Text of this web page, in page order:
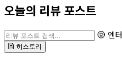
본문으로 바로가기
오늘의 리뷰 포스트
리뷰 포스트 검색 엔터
히스토리